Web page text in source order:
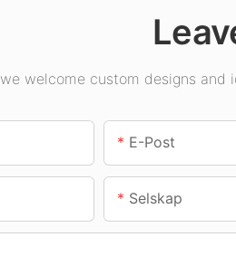
we welcome custom designs and
E-Post
Selskap